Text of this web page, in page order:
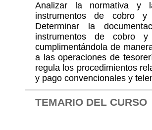
Analizar la normativa y
instrumentos de cobro y
Determinar la
instrumentos de cobro y
cumplimentándola de
a las operaciones de
regula los procedimientos
y pago convencionales y
TEMARIO DEL CURSO